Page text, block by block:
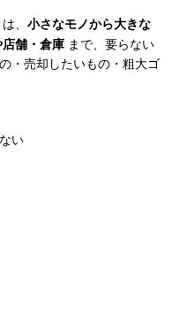
は、 小さなモノから大きな
舗・倉庫 まで、要らない
・売却したいもの・粗大ゴ
い